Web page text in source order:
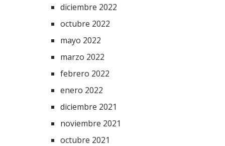
diciembre 2022
octubre 2022
mayo 2022
marzo 2022
febrero 2022
enero 2022
diciembre 2021
noviembre 2021
octubre 2021